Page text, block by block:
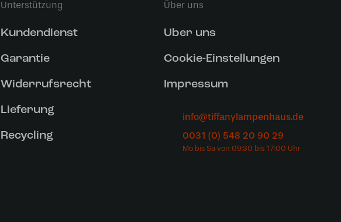
Unterstützung
Kundendienst
Garantie
Widerrufsrecht
Lieferung
Recycling
Über uns
Uber uns
Cookie-Einstellungen
Impressum
info@tiffanylampenhaus.de
0031 (0) 548 20 90 29